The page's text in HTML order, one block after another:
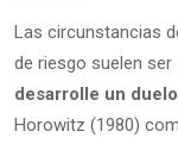
Las circunstancias
de riesgo suelen ser
desarrolle un
Horowitz (1980)